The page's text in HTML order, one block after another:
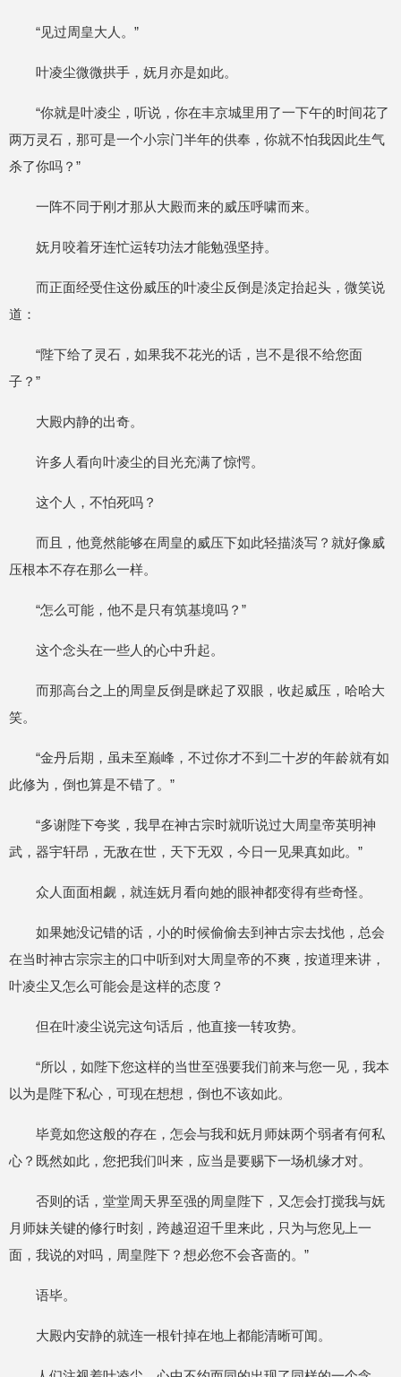
“见过周皇大人。”
叶凌尘微微拱手，妩月亦是如此。
“你就是叶凌尘，听说，你在丰京城里用了一下午的时间花了
两万灵石，那可是一个小宗门半年的供奉，你就不怕我因此生气
杀了你吗？”
一阵不同于刚才那从大殿而来的威压呼啸而来。
妩月咬着牙连忙运转功法才能勉强坚持。
而正面经受住这份威压的叶凌尘反倒是淡定抬起头，微笑说
道：
“陛下给了灵石，如果我不花光的话，岂不是很不给您面
子？”
大殿内静的出奇。
许多人看向叶凌尘的目光充满了惊愕。
这个人，不怕死吗？
而且，他竟然能够在周皇的威压下如此轻描淡写？就好像威
压根本不存在那么一样。
“怎么可能，他不是只有筑基境吗？”
这个念头在一些人的心中升起。
而那高台之上的周皇反倒是眯起了双眼，收起威压，哈哈大
笑。
“金丹后期，虽未至巅峰，不过你才不到二十岁的年龄就有如
此修为，倒也算是不错了。”
“多谢陛下夸奖，我早在神古宗时就听说过大周皇帝英明神
武，器宇轩昂，无敌在世，天下无双，今日一见果真如此。”
众人面面相觑，就连妩月看向她的眼神都变得有些奇怪。
如果她没记错的话，小的时候偷偷去到神古宗去找他，总会
在当时神古宗宗主的口中听到对大周皇帝的不爽，按道理来讲，
叶凌尘又怎么可能会是这样的态度？
但在叶凌尘说完这句话后，他直接一转攻势。
“所以，如陛下您这样的当世至强要我们前来与您一见，我本
以为是陛下私心，可现在想想，倒也不该如此。
毕竟如您这般的存在，怎会与我和妩月师妹两个弱者有何私
心？既然如此，您把我们叫来，应当是要赐下一场机缘才对。
否则的话，堂堂周天界至强的周皇陛下，又怎会打搅我与妩
月师妹关键的修行时刻，跨越迢迢千里来此，只为与您见上一
面，我说的对吗，周皇陛下？想必您不会吝啬的。”
语毕。
大殿内安静的就连一根针掉在地上都能清晰可闻。